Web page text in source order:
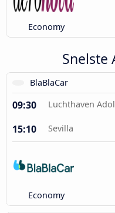
Economy
Snelste
BlaBlaCar
09:30 Luchthaven
15:10 Sevilla
Economy